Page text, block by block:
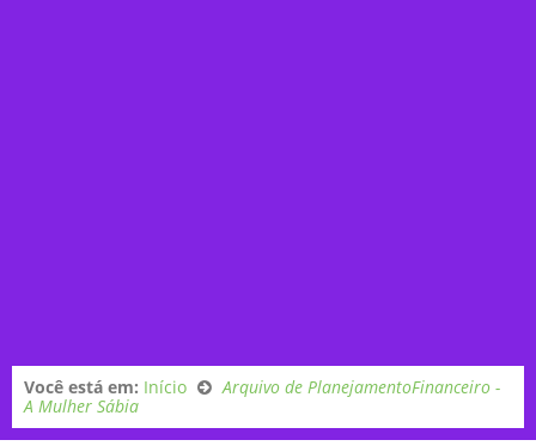
Você está em: Início
Arquivo de PlanejamentoFinanceiro -
A Mulher Sábia